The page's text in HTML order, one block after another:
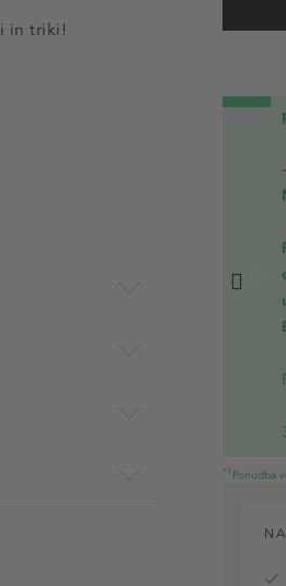
*1 Ponudba
in triki!